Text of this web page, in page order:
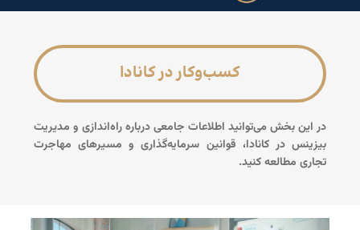
کسب‌وکار در کانادا
در این بخش می‌توانید اطلاعات جامعی درباره راه‌اندازی و مدیریت
بیزینس در کانادا، قوانین سرمایه‌گذاری و مسیرهای مهاجرت
تجاری مطالعه کنید.